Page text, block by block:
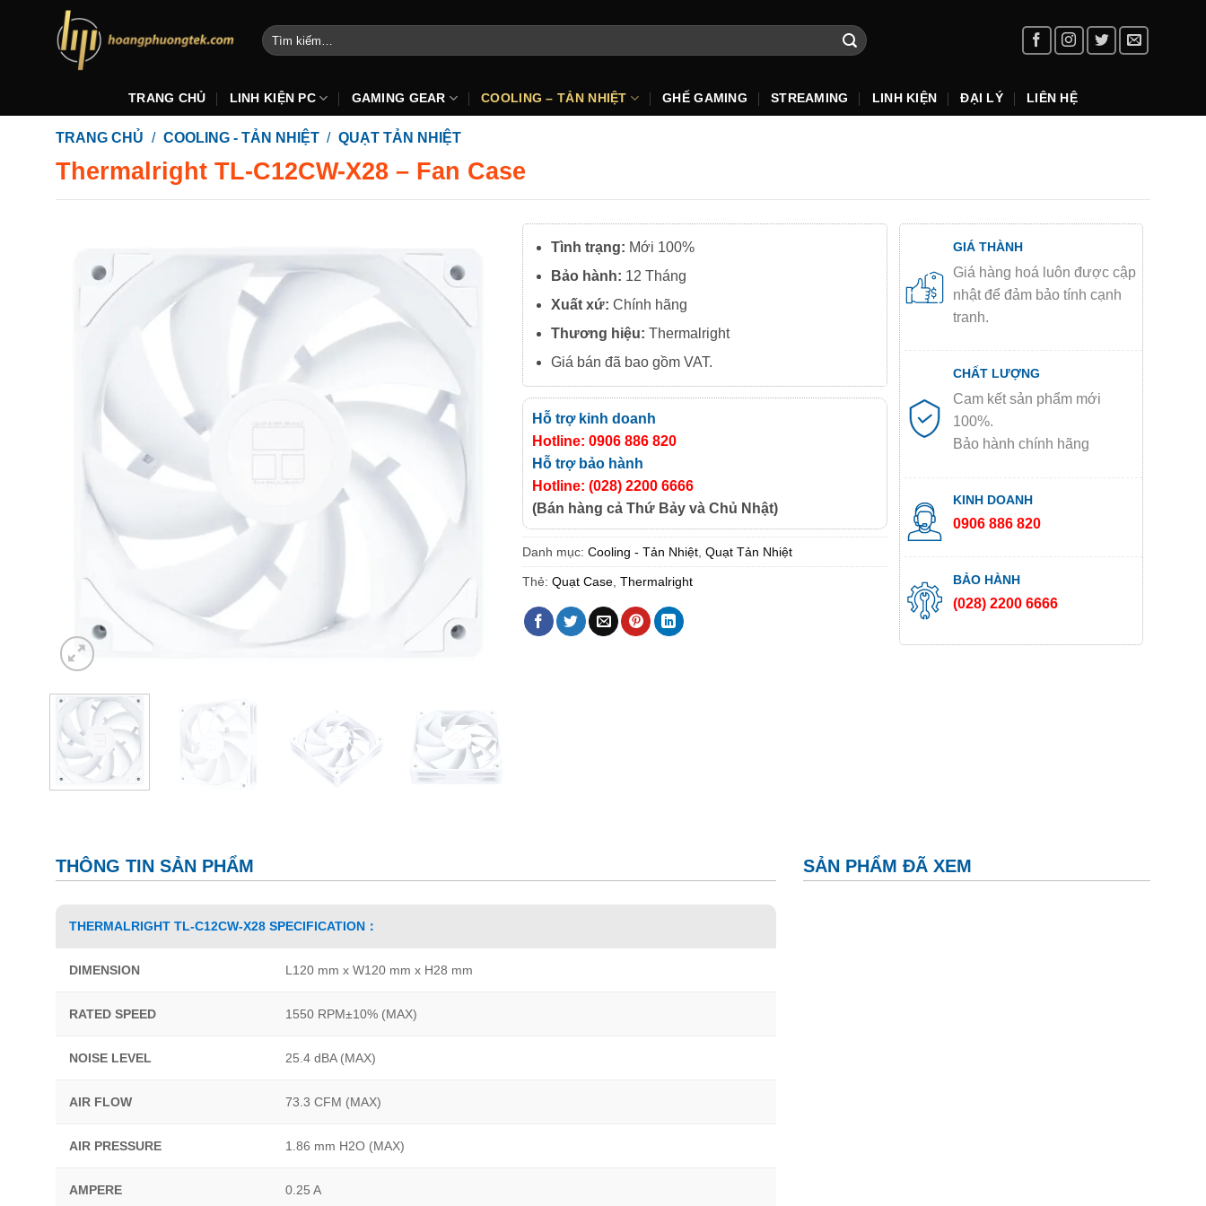
Tìm
kiếm:
TRANG CHỦ LINH KIỆN PC GAMING GEAR COOLING – TẢN NHIỆT GHẾ GAMING STREAMING LINH KIỆN ĐẠI LÝ LIÊN HỆ
TRANG CHỦ / COOLING - TẢN NHIỆT / QUẠT TẢN NHIỆT
Thermalright TL-C12CW-X28 – Fan Case
Tình trạng: Mới 100%
Bảo hành: 12 Tháng
Xuất xứ: Chính hãng
Thương hiệu: Thermalright
Giá bán đã bao gồm VAT.
Hỗ trợ kinh doanh
Hotline: 0906 886 820
Hỗ trợ bảo hành
Hotline: (028) 2200 6666
(Bán hàng cả Thứ Bảy và Chủ Nhật)
Danh mục:Cooling - Tản Nhiệt ,Quạt Tản Nhiệt
Thẻ:Quạt Case ,Thermalright
GIÁ THÀNH
Giá hàng hoá luôn được cập
nhật để đảm bảo tính cạnh
tranh.
CHẤT LƯỢNG
Cam kết sản phẩm mới
100%.
Bảo hành chính hãng
KINH DOANH
0906 886 820
BẢO HÀNH
(028) 2200 6666
THÔNG TIN SẢN PHẨM
THERMALRIGHT TL-C12CW-X28 SPECIFICATION：
DIMENSION L120 mm x W120 mm x H28 mm
RATED SPEED 1550 RPM±10% (MAX)
NOISE LEVEL 25.4 dBA (MAX)
AIR FLOW 73.3 CFM (MAX)
AIR PRESSURE 1.86 mm H2O (MAX)
AMPERE 0.25 A
SẢN PHẨM ĐÃ XEM